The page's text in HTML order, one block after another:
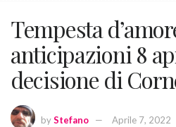
Tempesta
anticipazioni 8
decisione di
byStefano Aprile 7, 2022